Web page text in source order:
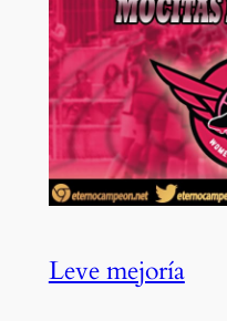
Leve mejoría